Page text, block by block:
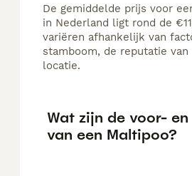
De gemiddelde prijs voor
in Nederland ligt rond de
variëren afhankelijk van
stamboom, de reputatie
locatie.
Wat zijn de voor-
van een Maltipoo?